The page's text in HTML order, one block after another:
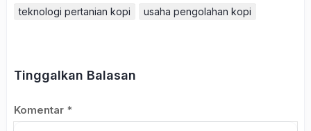
teknologi pertanian kopi
usaha pengolahan kopi
Tinggalkan Balasan
Komentar *